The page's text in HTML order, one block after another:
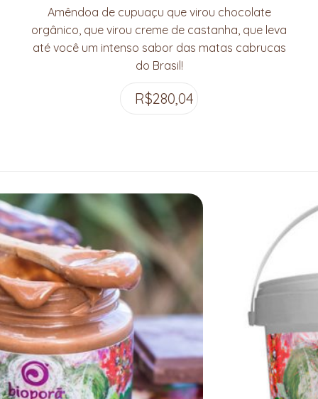
Amêndoa de cupuaçu que virou chocolate
orgânico, que virou creme de castanha, que leva
até você um intenso sabor das matas cabrucas
do Brasil!
R$280,04